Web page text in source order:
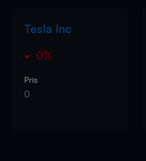
Tesla Inc
0%
Pris
0